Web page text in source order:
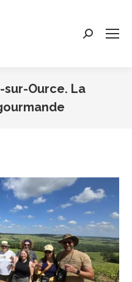
Search:
sur-Ource. La